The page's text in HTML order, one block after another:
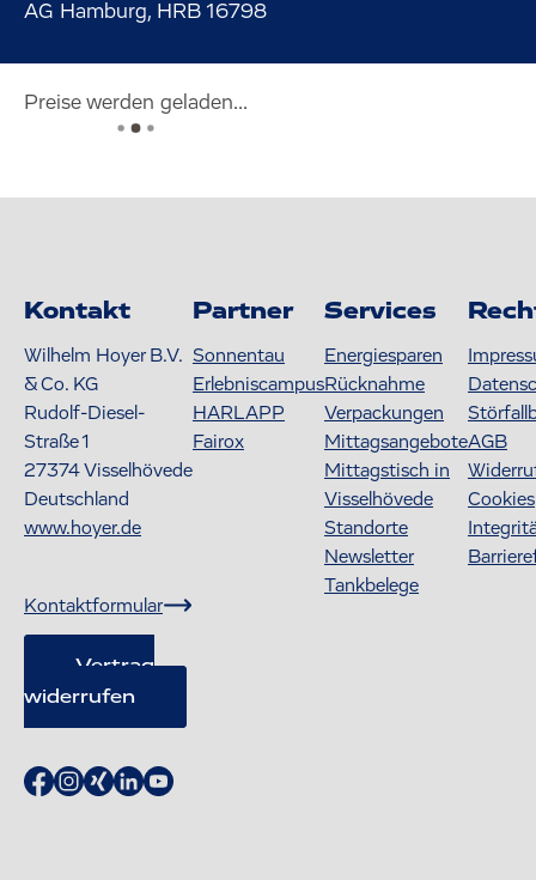
AG Hamburg, HRB 16798
Preise werden geladen...
Kontakt
Wilhelm Hoyer B.V.
& Co. KG
Rudolf-Diesel-
Straße 1
27374Visselhövede
Deutschland
www.hoyer.de
Kontaktformular
Vertrag
widerrufen
Partner
Sonnentau
Erlebniscampus
HARLAPP
Fairox
Services
Energiesparen
Rücknahme
Verpackungen
Mittagsangebote
Mittagstisch in
Visselhövede
Standorte
Newsletter
Tankbelege
AGB
Cookies